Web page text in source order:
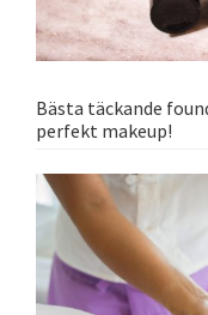
Bästa täckande
perfekt makeup!